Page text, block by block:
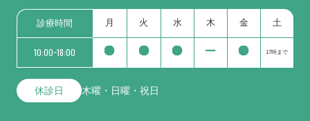
診療時間 月 火 水 木 金 土
10:00~18:00 17時まで
休診日 木曜・日曜・祝日